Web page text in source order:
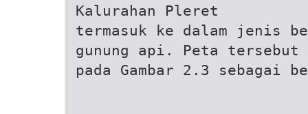
Kalurahan Pleret
termasuk ke dalam jenis
gunung api. Peta tersebut
pada Gambar 2.3 sebagai